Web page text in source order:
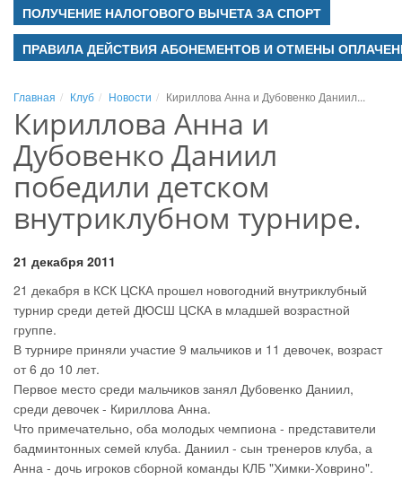
ПОЛУЧЕНИЕ НАЛОГОВОГО ВЫЧЕТА ЗА СПОРТ
ПРАВИЛА ДЕЙСТВИЯ АБОНЕМЕНТОВ И ОТМЕНЫ
Главная Клуб Новости Кириллова Анна и Дубовенко Даниил...
Кириллова Анна и
Дубовенко Даниил
победили детском
внутриклубном турнире.
21 декабря 2011
21 декабря в КСК ЦСКА прошел новогодний внутриклубный
турнир среди детей ДЮСШ ЦСКА в младшей возрастной
группе.
В турнире приняли участие 9 мальчиков и 11 девочек, возраст
от 6 до 10 лет.
Первое место среди мальчиков занял Дубовенко Даниил,
среди девочек - Кириллова Анна.
Что примечательно, оба молодых чемпиона - представители
бадминтонных семей клуба. Даниил - сын тренеров клуба, а
Анна - дочь игроков сборной команды КЛБ "Химки-Ховрино".